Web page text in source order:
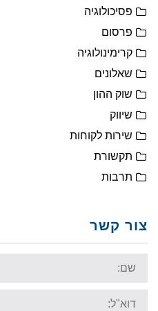
פסיכולוגיה
פרסום
קרימינולוגיה
שאלונים
שוק ההון
שיווק
שירות לקוחות
תקשורת
תרבות
צור קשר